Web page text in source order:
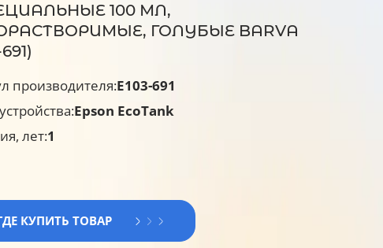
100 МЛ,
ГОЛУБЫЕ BARVA
производителя:E103-691
Epson EcoTank
лет:1
КУПИТЬ ТОВАР